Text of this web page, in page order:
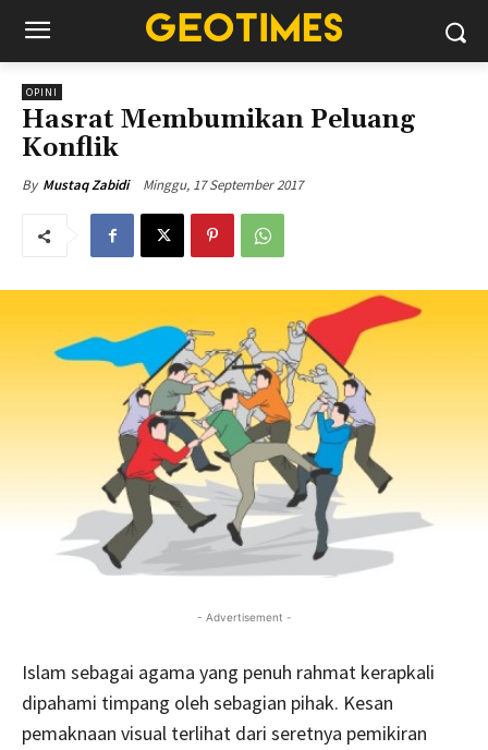
OPINI
Hasrat Membumikan Peluang
Konflik
By Mustaq Zabidi Minggu, 17 September 2017
- Advertisement -
Islam sebagai agama yang penuh rahmat kerapkali
dipahami timpang oleh sebagian pihak. Kesan
pemaknaan visual terlihat dari seretnya pemikiran